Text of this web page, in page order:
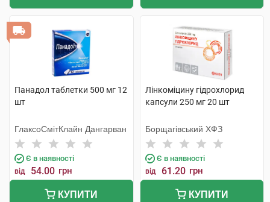
Панадол таблетки 500 мг 12
шт
ГлаксоСмітКлайн Дангарван
Є в наявності
від 54.00 грн
КУПИТИ
Лінкоміцину гідрохлорид
капсули 250 мг 20 шт
Борщагівський ХФЗ
Є в наявності
від 61.20 грн
КУПИТИ